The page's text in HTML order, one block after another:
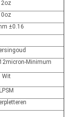
2oz
0oz
±0.16
Minimum
Wit
LPSM